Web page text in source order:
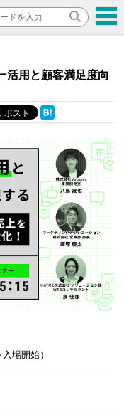
活用と顧客満足度向
場開始）